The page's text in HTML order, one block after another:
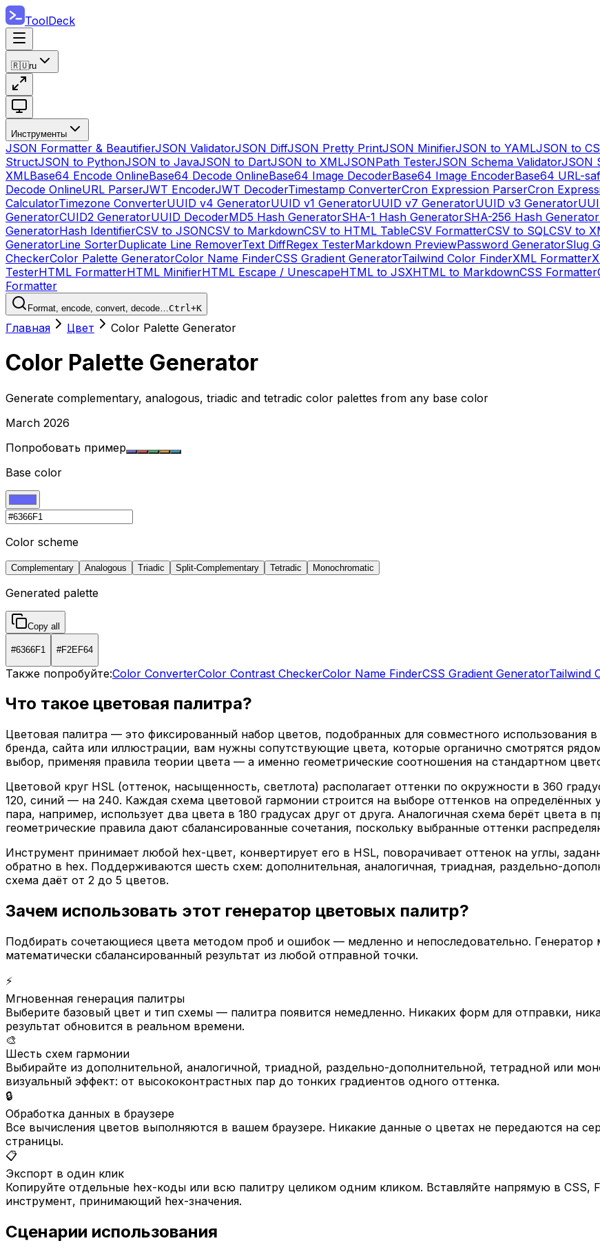
ToolDeck
🇷🇺ru
Инструменты
JSON Formatter & BeautifierJSON ValidatorJSON DiffJSON Pretty PrintJSON MinifierJSON to YAMLJSON to
StructJSON to PythonJSON to JavaJSON to DartJSON to XMLJSONPath TesterJSON Schema ValidatorJSON
XMLBase64 Encode OnlineBase64 Decode OnlineBase64 Image DecoderBase64 Image EncoderBase64 URL-
Decode OnlineURL ParserJWT EncoderJWT DecoderTimestamp ConverterCron Expression ParserCron
CalculatorTimezone ConverterUUID v4 GeneratorUUID v1 GeneratorUUID v7 GeneratorUUID v3 Generator
GeneratorCUID2 GeneratorUUID DecoderMD5 Hash GeneratorSHA-1 Hash GeneratorSHA-256 Hash Generator
GeneratorHash IdentifierCSV to JSONCSV to MarkdownCSV to HTML TableCSV FormatterCSV to SQLCSV to
GeneratorLine SorterDuplicate Line RemoverText DiffRegex TesterMarkdown PreviewPassword GeneratorSlug
CheckerColor Palette GeneratorColor Name FinderCSS Gradient GeneratorTailwind Color FinderXML Formatter
TesterHTML FormatterHTML MinifierHTML Escape / UnescapeHTML to JSXHTML to MarkdownCSS Formatter
Formatter
Format, encode, convert, decode…Ctrl+K
Главная Цвет Color Palette Generator
Color Palette Generator
Generate complementary, analogous, triadic and tetradic color palettes from any base color
March 2026
Попробовать пример
Base color
Color scheme
Complementary Analogous Triadic Split-Complementary Tetradic Monochromatic
Generated palette
Copy all
#6366F1 #F2EF64
Также попробуйте:Color ConverterColor Contrast CheckerColor Name FinderCSS Gradient GeneratorTailwind
Что такое цветовая палитра?
Цветовая палитра — это фиксированный набор цветов, подобранных для совместного использования
бренда, сайта или иллюстрации, вам нужны сопутствующие цвета, которые органично смотрятся
выбор, применяя правила теории цвета — а именно геометрические соотношения на стандартном
Цветовой круг HSL (оттенок, насыщенность, светлота) располагает оттенки по окружности в 360
120, синий — на 240. Каждая схема цветовой гармонии строится на выборе оттенков на определённых
пара, например, использует два цвета в 180 градусах друг от друга. Аналогичная схема берёт цвета
геометрические правила дают сбалансированные сочетания, поскольку выбранные оттенки
Инструмент принимает любой hex-цвет, конвертирует его в HSL, поворачивает оттенок на углы,
обратно в hex. Поддерживаются шесть схем: дополнительная, аналогичная, триадная, раздельно-
схема даёт от 2 до 5 цветов.
Зачем использовать этот генератор цветовых палитр?
Подбирать сочетающиеся цвета методом проб и ошибок — медленно и непоследовательно. Генератор
математически сбалансированный результат из любой отправной точки.
⚡
Мгновенная генерация палитры
Выберите базовый цвет и тип схемы — палитра появится немедленно. Никаких форм для отправки,
результат обновится в реальном времени.
🎨
Шесть схем гармонии
Выбирайте из дополнительной, аналогичной, триадной, раздельно-дополнительной, тетрадной или
визуальный эффект: от высококонтрастных пар до тонких градиентов одного оттенка.
🔒
Обработка данных в браузере
Все вычисления цветов выполняются в вашем браузере. Никакие данные о цветах не передаются на
страницы.
📋
Экспорт в один клик
Копируйте отдельные hex-коды или всю палитру целиком одним кликом. Вставляйте напрямую в CSS,
инструмент, принимающий hex-значения.
Сценарии использования